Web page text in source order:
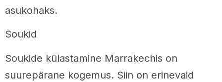
asukohaks.
Soukid
Soukide külastamine Marrakechis on
suurepärane kogemus. Siin on erinevaid